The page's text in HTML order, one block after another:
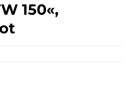
150«,